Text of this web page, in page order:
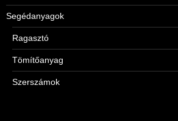
Segédanyagok
Ragasztó
Tömítőanyag
Szerszámok